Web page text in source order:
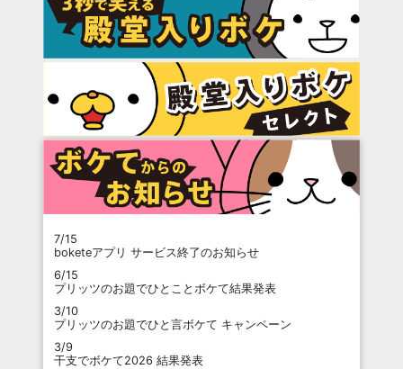
7/15
boketeアプリ サービス終了のお知らせ
6/15
プリッツのお題でひとことボケて結果発表
3/10
プリッツのお題でひと言ボケて キャンペーン
3/9
干支でボケて2026 結果発表